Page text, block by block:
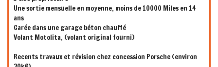
Une sortie mensuelle en moyenne, moins de 10000 Miles en 14
ans
Garée dans une garage béton chauffé
Volant Motolita, (volant original fourni)
Recents travaux et révision chez concession Porsche (environ